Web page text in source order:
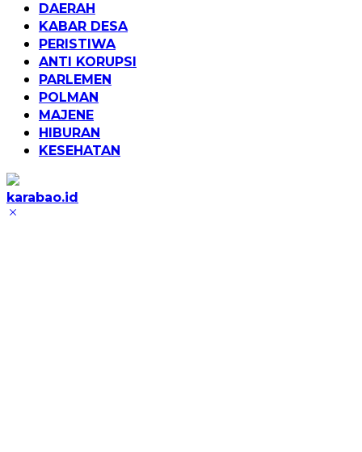
DAERAH
KABAR DESA
PERISTIWA
ANTI KORUPSI
PARLEMEN
POLMAN
MAJENE
HIBURAN
KESEHATAN
karabao.id
Tegas